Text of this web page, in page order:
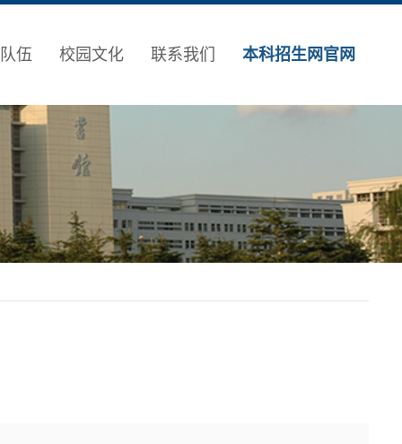
伍 校园文化 联系我们 本科招生网官网